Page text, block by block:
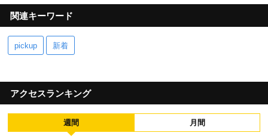
関連キーワード
pickup 新着
アクセスランキング
週間 月間